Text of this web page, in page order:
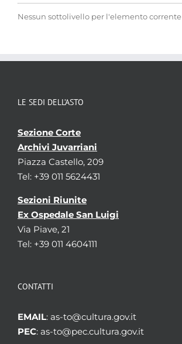
Nessun sottolivello per l'elemento corrente
LE SEDI DELL’ASTO
Sezione Corte
Archivi Juvarriani
Piazza Castello, 209
Tel: +39 011 5624431
Sezioni Riunite
Ex Ospedale San Luigi
Via Piave, 21
Tel: +39 011 4604111
CONTATTI
EMAIL: as-to@cultura.gov.it
PEC: as-to@pec.cultura.gov.it